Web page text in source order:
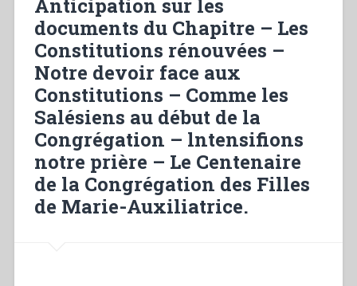
research
–
Premise
for
Renewal
–
Chapter
documents
–
Updated
Constitutlons
–
Our
Anticipation sur les
documents du Chapitre – Les
Constitutions rénouvées –
Notre devoir face aux
Constitutions – Comme les
Salésiens au début de la
Congrégation – lntensifions
notre prière – Le Centenaire
de la Congrégation des Filles
de Marie-Auxiliatrice.